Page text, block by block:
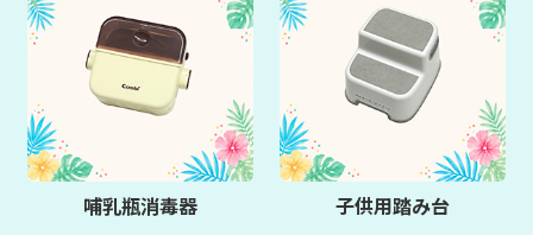
哺乳瓶消毒器 子供用踏み台